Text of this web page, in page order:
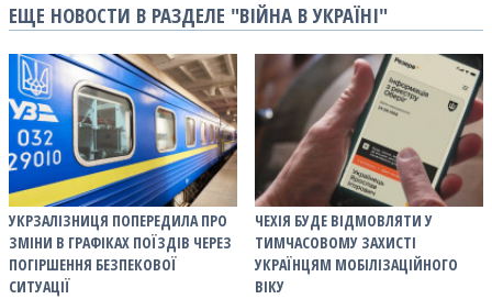
ЕЩЕ НОВОСТИ В РАЗДЕЛЕ "ВІЙНА В УКРАЇНІ"
УКРЗАЛІЗНИЦЯ ПОПЕРЕДИЛА ПРО
ЗМІНИ В ГРАФІКАХ ПОЇЗДІВ ЧЕРЕЗ
ПОГІРШЕННЯ БЕЗПЕКОВОЇ
СИТУАЦІЇ
ЧЕХІЯ БУДЕ ВІДМОВЛЯТИ У
ТИМЧАСОВОМУ ЗАХИСТІ
УКРАЇНЦЯМ МОБІЛІЗАЦІЙНОГО
ВІКУ